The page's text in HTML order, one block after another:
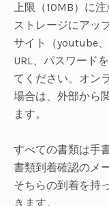
上限（10MB）に
ストレージにアッ
サイト（youtube
URL、パスワード
てください。オン
場合は、外部から
ます。
すべての書類は手
書類到着確認のメ
そちらの到着を持
きます。